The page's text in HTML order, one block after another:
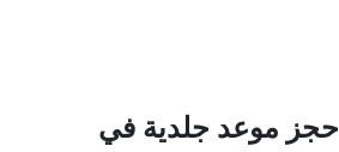
حجز موعد جلدية في